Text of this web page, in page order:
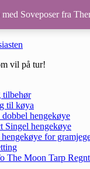
vil på tur!
tilbehør
til køya
hengekøye
Singel hengekøye
for
The Moon Tarp
Soveposer fra